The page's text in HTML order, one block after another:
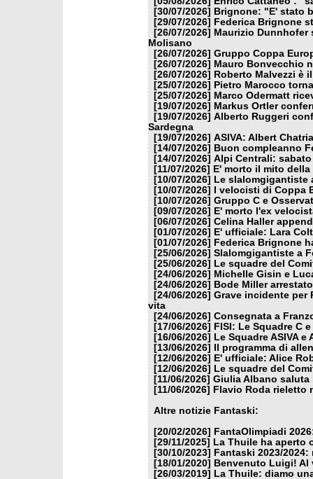
[30/07/2026]
Brignone: "E' stato
[29/07/2026]
Federica Brignone
[26/07/2026] Maurizio Dunnhofer
Molisano
[26/07/2026] Gruppo Coppa
[26/07/2026] Mauro Bonvecchio
[26/07/2026]
Roberto Malvezzi è
[25/07/2026]
Pietro Marocco
[25/07/2026] Marco Odermatt
[19/07/2026] Markus Ortler
[19/07/2026] Alberto Ruggeri
Sardegna
[19/07/2026] ASIVA: Albert
[14/07/2026]
Buon compleanno
[14/07/2026] Alpi Centrali:
[11/07/2026]
E' morto il mito
[10/07/2026]
Le
[10/07/2026]
I velocisti di Coppa
[10/07/2026] Gruppo C e
[09/07/2026]
E' morto l'ex
[06/07/2026] Celina Haller
[01/07/2026]
E' ufficiale: Lara
[01/07/2026]
Federica Brignone
[25/06/2026] Slalomgigantiste a
[25/06/2026]
Le squadre del
[24/06/2026] Michelle Gisin e
[24/06/2026]
Bode Miller
[24/06/2026] Grave incidente per
vita
[24/06/2026] Consegnata a
[17/06/2026]
FISI: Le Squadre C
[16/06/2026]
Le Squadre ASIVA
[13/06/2026]
Il programma di
[12/06/2026]
E' ufficiale: Alice
[12/06/2026]
Le squadre del
[11/06/2026] Giulia Albano saluta
[11/06/2026]
Flavio Roda rieletto
Altre notizie Fantaski:
[20/02/2026]
FantaOlimpiadi
[29/11/2025]
La Thuile ha aperto
[30/10/2023]
Fantaski 2023/
[18/01/2020]
Benvenuto Luigi! Al
[26/03/2019]
La Thuile: diamo